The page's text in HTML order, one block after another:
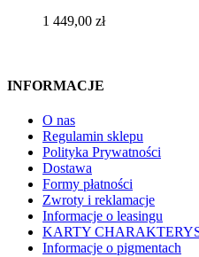
1 449,00 zł
INFORMACJE
O nas
Regulamin sklepu
Polityka Prywatności
Dostawa
Formy płatności
Zwroty i reklamacje
Informacje o leasingu
KARTY
Informacje o pigmentach